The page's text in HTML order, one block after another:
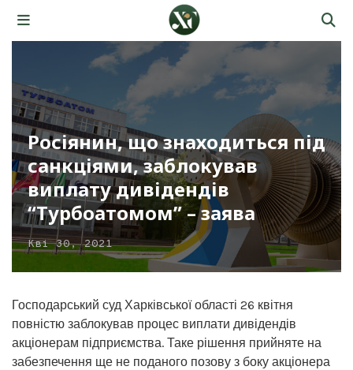
Росіянин, що знаходиться під
санкціями, заблокував
виплату дивідендів
“Турбоатомом” – заява
Кві 30, 2021
Господарський суд Харківської області 26 квітня
повністю заблокував процес виплати дивідендів
акціонерам підприємства. Таке рішення прийняте на
забезпечення ще не поданого позову з боку акціонера